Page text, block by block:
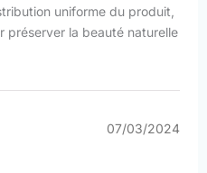
uniforme du produit,
préserver la beauté naturelle
07/03/2024